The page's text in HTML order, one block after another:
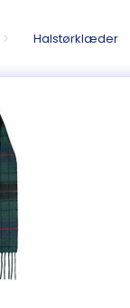
Halstørklæder